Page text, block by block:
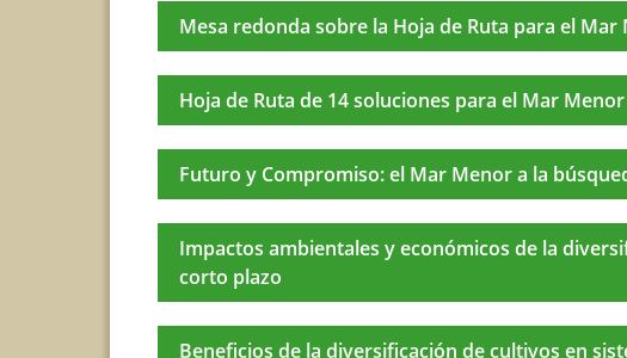
Mesa redonda sobre la Hoja de Ruta para el Mar
Hoja de Ruta de 14 soluciones para el Mar Menor
Futuro y Compromiso: el Mar Menor a la
Impactos ambientales y económicos de la
corto plazo
Beneficios de la diversificación de cultivos en